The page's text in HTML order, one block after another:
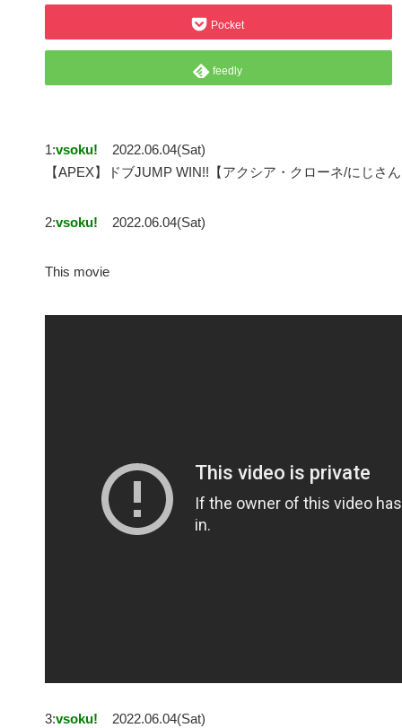
Pocket
feedly
1:vsoku!
2022.06.04(Sat)
【APEX】ドブJUMP WIN!!【アクシア・クローネ/にじさ
2:vsoku! 2022.06.04(Sat)
This movie
3:vsoku!
2022.06.04(Sat)